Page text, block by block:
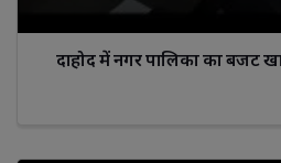
दाहोद में नगर पालिका का बजट